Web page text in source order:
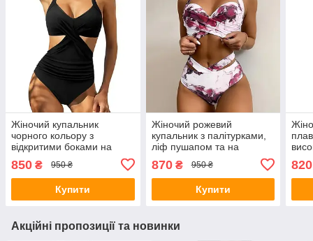
Жіночий купальник
чорного кольору з
відкритими боками на
850 ₴ 950 ₴
Купити
Жіночий рожевий
купальник з палітурками,
ліф пушапом та на
870₴ 950 ₴
Купити
820
Акційні пропозиції та новинки